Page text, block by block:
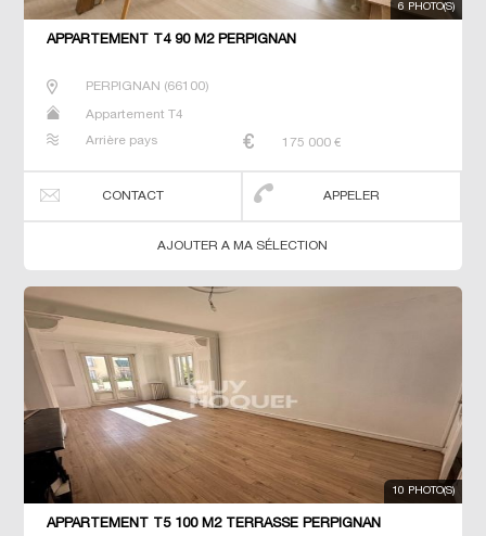
6 PHOTO(S)
APPARTEMENT T4 90 M2 PERPIGNAN
PERPIGNAN (66100)
Appartement T4
Arrière pays 175 000 €
CONTACT APPELER
AJOUTER A MA SÉLECTION
10 PHOTO(S)
APPARTEMENT T5 100 M2 TERRASSE PERPIGNAN